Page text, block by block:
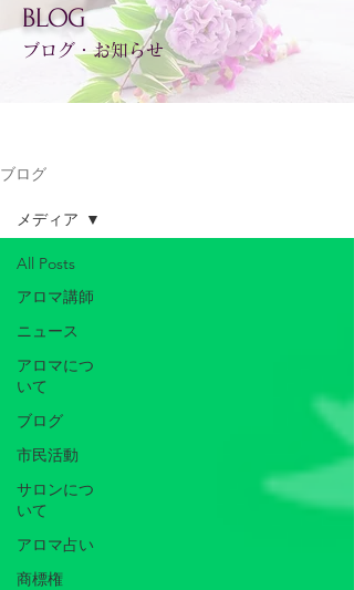
BLOG
ブログ・お知らせ
ブログ
All Posts
アロマ講師
ニュース
アロマにつ
いて
ブログ
市民活動
サロンにつ
いて
アロマ占い
商標権
メディア